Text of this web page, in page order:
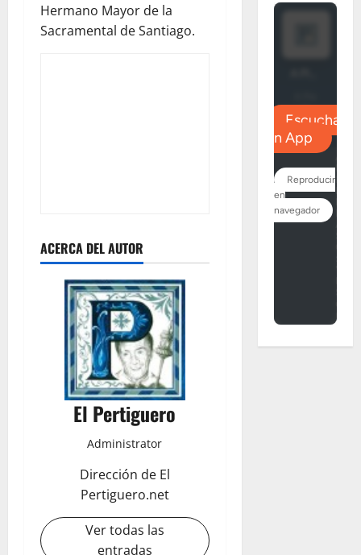
Hermano Mayor de la
Sacramental de Santiago.
ACERCA DEL AUTOR
El Pertiguero
Administrator
Dirección de El
Pertiguero.net
Ver todas las
entradas